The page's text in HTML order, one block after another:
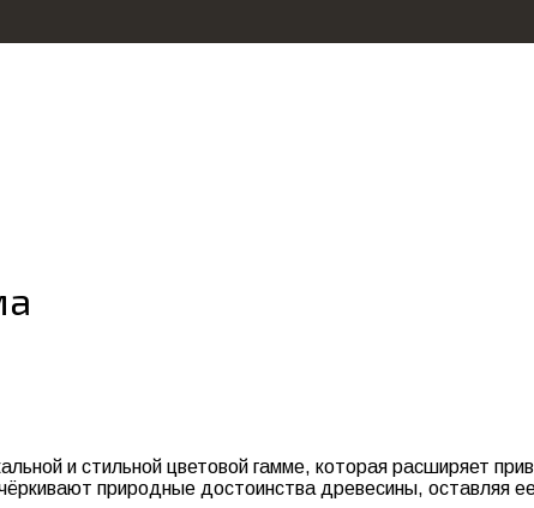
и стильной цветовой гамме, которая расширяет
природные достоинства древесины, оставляя